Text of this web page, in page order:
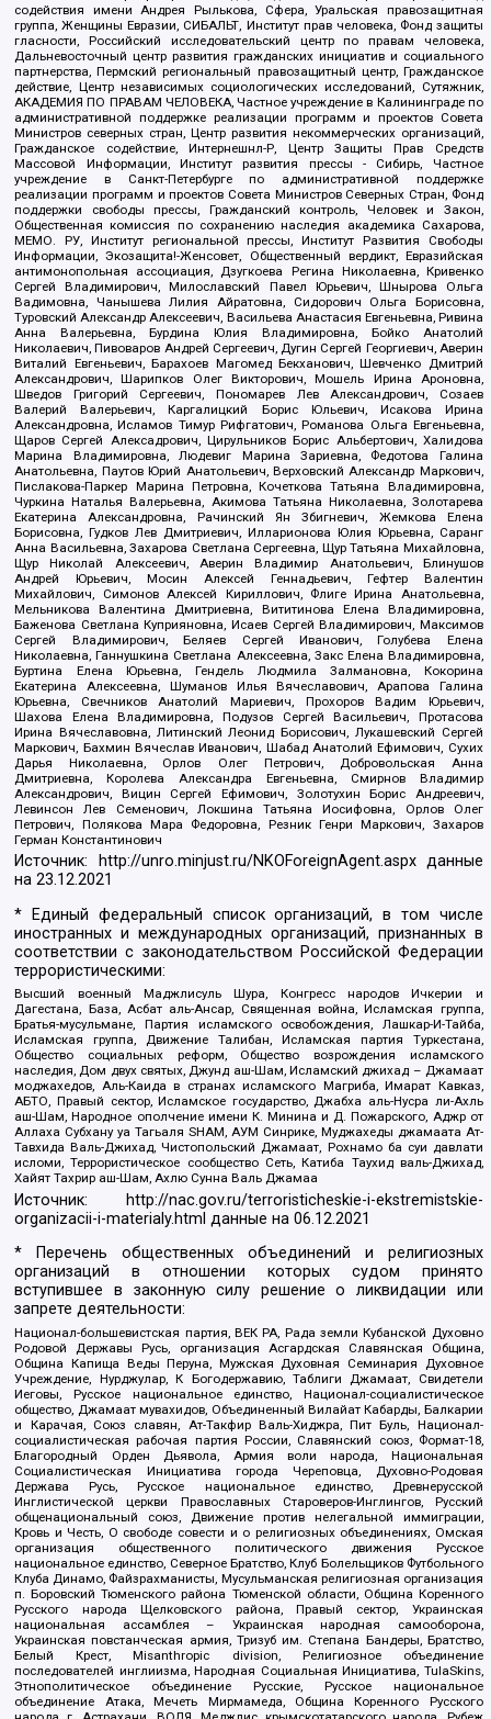
содействия имени Андрея Рылькова, Сфера, Уральская правозащитная
группа, Женщины Евразии, СИБАЛЬТ, Институт прав человека, Фонд защиты
гласности, Российский исследовательский центр по правам человека,
Дальневосточный центр развития гражданских инициатив и социального
партнерства, Пермский региональный правозащитный центр, Гражданское
действие, Центр независимых социологических исследований, Сутяжник,
АКАДЕМИЯ ПО ПРАВАМ ЧЕЛОВЕКА, Частное учреждение в Калининграде по
административной поддержке реализации программ и проектов Совета
Министров северных стран, Центр развития некоммерческих организаций,
Гражданское содействие, Интернешнл-Р, Центр Защиты Прав Средств
Массовой Информации, Институт развития прессы - Сибирь, Частное
учреждение в Санкт-Петербурге по административной поддержке
реализации программ и проектов Совета Министров Северных Стран, Фонд
поддержки свободы прессы, Гражданский контроль, Человек и Закон,
Общественная комиссия по сохранению наследия академика Сахарова,
МЕМО. РУ, Институт региональной прессы, Институт Развития Свободы
Информации, Экозащита!-Женсовет, Общественный вердикт, Евразийская
антимонопольная ассоциация, Дзугкоева Регина Николаевна, Кривенко
Сергей Владимирович, Милославский Павел Юрьевич, Шнырова Ольга
Вадимовна, Чанышева Лилия Айратовна, Сидорович Ольга Борисовна,
Туровский Александр Алексеевич, Васильева Анастасия Евгеньевна, Ривина
Анна Валерьевна, Бурдина Юлия Владимировна, Бойко Анатолий
Николаевич, Пивоваров Андрей Сергеевич, Дугин Сергей Георгиевич, Аверин
Виталий Евгеньевич, Барахоев Магомед Бекханович, Шевченко Дмитрий
Александрович, Шарипков Олег Викторович, Мошель Ирина Ароновна,
Шведов Григорий Сергеевич, Пономарев Лев Александрович, Созаев
Валерий Валерьевич, Каргалицкий Борис Юльевич, Исакова Ирина
Александровна, Исламов Тимур Рифгатович, Романова Ольга Евгеньевна,
Щаров Сергей Алексадрович, Цирульников Борис Альбертович, Халидова
Марина Владимировна, Людевиг Марина Зариевна, Федотова Галина
Анатольевна, Паутов Юрий Анатольевич, Верховский Александр Маркович,
Пислакова-Паркер Марина Петровна, Кочеткова Татьяна Владимировна,
Чуркина Наталья Валерьевна, Акимова Татьяна Николаевна, Золотарева
Екатерина Александровна, Рачинский Ян Збигневич, Жемкова Елена
Борисовна, Гудков Лев Дмитриевич, Илларионова Юлия Юрьевна, Саранг
Анна Васильевна, Захарова Светлана Сергеевна, Щур Татьяна Михайловна,
Щур Николай Алексеевич, Аверин Владимир Анатольевич, Блинушов
Андрей Юрьевич, Мосин Алексей Геннадьевич, Гефтер Валентин
Михайлович, Симонов Алексей Кириллович, Флиге Ирина Анатольевна,
Мельникова Валентина Дмитриевна, Вититинова Елена Владимировна,
Баженова Светлана Куприяновна, Исаев Сергей Владимирович, Максимов
Сергей Владимирович, Беляев Сергей Иванович, Голубева Елена
Николаевна, Ганнушкина Светлана Алексеевна, Закс Елена Владимировна,
Буртина Елена Юрьевна, Гендель Людмила Залмановна, Кокорина
Екатерина Алексеевна, Шуманов Илья Вячеславович, Арапова Галина
Юрьевна, Свечников Анатолий Мариевич, Прохоров Вадим Юрьевич,
Шахова Елена Владимировна, Подузов Сергей Васильевич, Протасова
Ирина Вячеславовна, Литинский Леонид Борисович, Лукашевский Сергей
Маркович, Бахмин Вячеслав Иванович, Шабад Анатолий Ефимович, Сухих
Дарья Николаевна, Орлов Олег Петрович, Добровольская Анна
Дмитриевна, Королева Александра Евгеньевна, Смирнов Владимир
Александрович, Вицин Сергей Ефимович, Золотухин Борис Андреевич,
Левинсон Лев Семенович, Локшина Татьяна Иосифовна, Орлов Олег
Петрович, Полякова Мара Федоровна, Резник Генри Маркович, Захаров
Герман Константинович
Источник: http://unro.minjust.ru/NKOForeignAgent.aspxданные
на23.12.2021
* Единый федеральный список организаций, в том числе
иностранных и международных организаций, признанных в
соответствии с законодательством Российской Федерации
террористическими:
Высший военный Маджлисуль Шура, Конгресс народов Ичкерии и
Дагестана, База, Асбат аль-Ансар, Священная война, Исламская группа,
Братья-мусульмане, Партия исламского освобождения, Лашкар-И-Тайба,
Исламская группа, Движение Талибан, Исламская партия Туркестана,
Общество социальных реформ, Общество возрождения исламского
наследия, Дом двух святых, Джунд аш-Шам, Исламский джихад – Джамаат
моджахедов, Аль-Каида в странах исламского Магриба, Имарат Кавказ,
АБТО, Правый сектор, Исламское государство, Джабха аль-Нусра ли-Ахль
аш-Шам, Народное ополчение имени К. Минина и Д. Пожарского, Аджр от
Аллаха Субхану уа Тагьаля SHAM, АУМ Синрике, Муджахеды джамаата Ат-
Тавхида Валь-Джихад, Чистопольский Джамаат, Рохнамо ба суи давлати
исломи, Террористическое сообщество Сеть, Катиба Таухид валь-Джихад,
Хайят Тахрир аш-Шам, Ахлю Сунна Валь Джамаа
Источник:
http://nac.gov.ru/terroristicheskie-i-ekstremistskie-
organizacii-i-materialy.html данные на06.12.2021
* Перечень общественных объединений и религиозных
организаций в отношении которых судом принято
вступившее в законную силу решение о ликвидации или
запрете деятельности:
Национал-большевистская партия, ВЕК РА, Рада земли Кубанской Духовно
Родовой Державы Русь, организация Асгардская Славянская Община,
Община Капища Веды Перуна, Мужская Духовная Семинария Духовное
Учреждение, Нурджулар, К Богодержавию, Таблиги Джамаат, Свидетели
Иеговы, Русское национальное единство, Национал-социалистическое
общество, Джамаат мувахидов, Объединенный Вилайат Кабарды, Балкарии
и Карачая, Союз славян, Ат-Такфир Валь-Хиджра, Пит Буль, Национал-
социалистическая рабочая партия России, Славянский союз, Формат-18,
Благородный Орден Дьявола, Армия воли народа, Национальная
Социалистическая Инициатива города Череповца, Духовно-Родовая
Держава Русь, Русское национальное единство, Древнерусской
Инглистической церкви Православных Староверов-Инглингов, Русский
общенациональный союз, Движение против нелегальной иммиграции,
Кровь и Честь, О свободе совести и о религиозных объединениях, Омская
организация общественного политического движения Русское
национальное единство, Северное Братство, Клуб Болельщиков Футбольного
Клуба Динамо, Файзрахманисты, Мусульманская религиозная организация
п. Боровский Тюменского района Тюменской области, Община Коренного
Русского народа Щелковского района, Правый сектор, Украинская
национальная ассамблея – Украинская народная самооборона,
Украинская повстанческая армия, Тризуб им. Степана Бандеры, Братство,
Белый Крест, Misanthropic division, Религиозное объединение
последователей инглиизма, Народная Социальная Инициатива, TulaSkins,
Этнополитическое объединение Русские, Русское национальное
объединение Атака, Мечеть Мирмамеда, Община Коренного Русского